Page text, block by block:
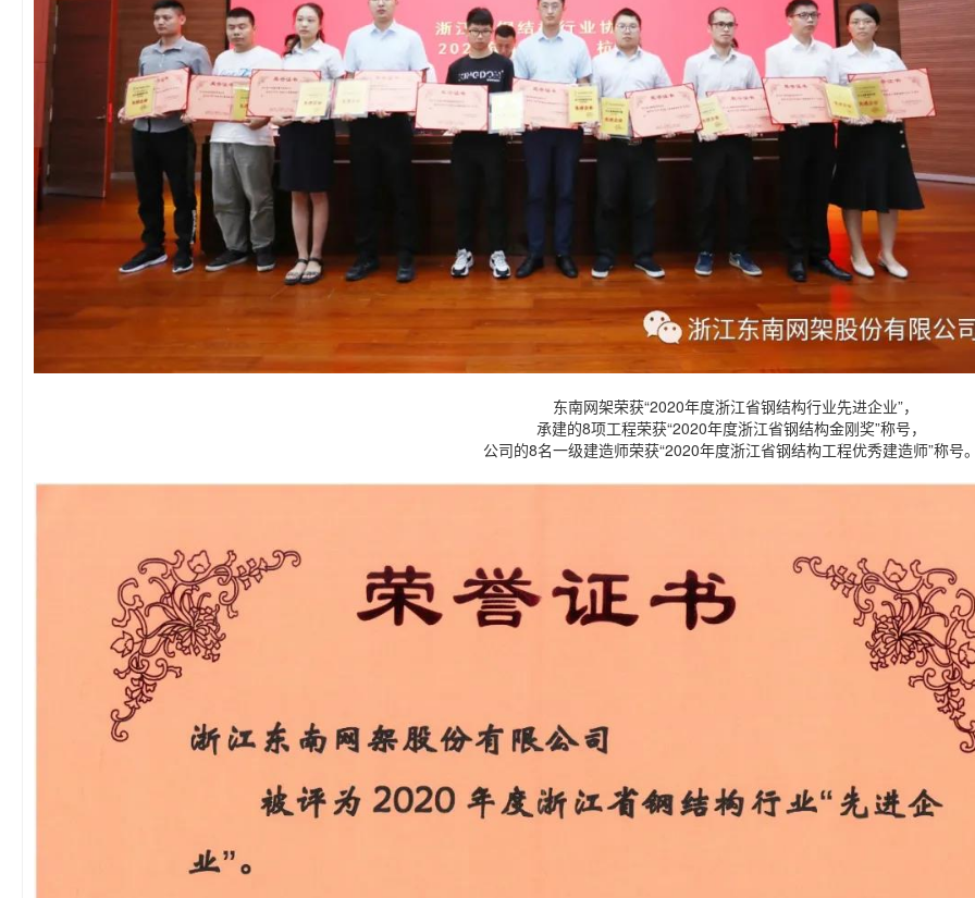
东南网架荣获“2020年度浙江省钢结构行业先进企业”，
承建的8项工程荣获“2020年度浙江省钢结构金刚奖”称号，
公司的8名一级建造师荣获“2020年度浙江省钢结构工程优秀建造师”称号